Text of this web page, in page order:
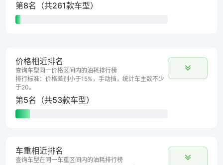
第8名（共261款车型）
价格相近排名
查询车型同一价格区间内的油耗排行榜
排行标准：价格差别小于15%，手动挡，统计车主数不少
于20。
第5名（共53款车型）
车重相近排名
查询车型在同一车重区间内的油耗排行榜